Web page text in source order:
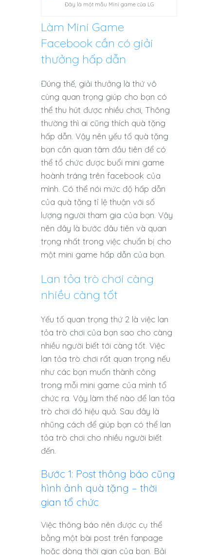
Đây là một mẫu Mini game của LG
Làm Mini Game
Facebook cần có giải
thưởng hấp dẫn
Đúng thế, giải thưởng là thứ vô
cùng quan trọng giúp cho bạn có
thể thu hút được nhiều chơi, Thông
thường thì ai cũng thích quà tặng
hấp dẫn. Vậy nên yếu tố quà tặng
bạn cần quan tâm đầu tiên để có
thể tổ chức được buổi mini game
hoành tráng trên facebook của
mình. Có thể nói mức độ hấp dẫn
của quà tặng tỉ lệ thuận với số
lượng người tham gia của bạn. Vậy
nên đây là bước đâu tiên và quan
trọng nhất trong việc chuẩn bị cho
một mini game hấp dẫn của bạn.
Lan tỏa trò chơi càng
nhiều càng tốt
Yếu tố quan trọng thứ 2 là việc lan
tỏa trò chơi của bạn sao cho càng
nhiều người biết tới càng tốt. Việc
lan tỏa trò chơi rất quan trọng nếu
như các bạn muốn thành công
trong mỗi mini game của mình tổ
chức ra. Vậy làm thế nào để lan tỏa
trò chơi đó hiệu quả. Sau đây là
nhũng cách để giúp bạn có thể lan
tỏa trò chơi cho nhiều người biết
đến.
Bước 1: Post thông báo cũng
hình ảnh quà tặng – thời
gian tổ chức
Việc thông báo nên được cụ thể
bằng một bài post trên fanpage
hoặc dòng thời gian của bạn. Bải